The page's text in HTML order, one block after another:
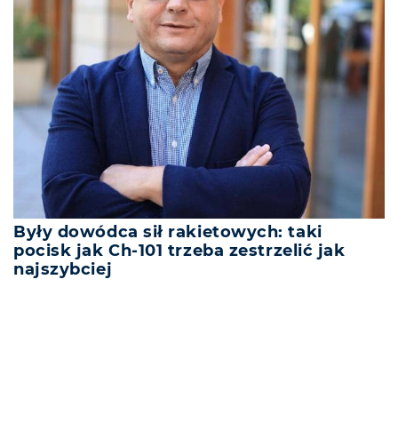
Były dowódca sił rakietowych: taki
pocisk jak Ch-101 trzeba zestrzelić jak
najszybciej